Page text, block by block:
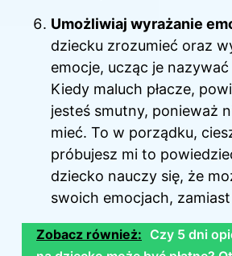
Umożliwiaj wyrażanie
dziecku zrozumieć oraz
emocje, ucząc je
Kiedy maluch płacze,
jesteś smutny, ponieważ
mieć. To w porządku,
próbujesz mi to
dziecko nauczy się, że
swoich emocjach,
Zobacz również: Czy 5 dni